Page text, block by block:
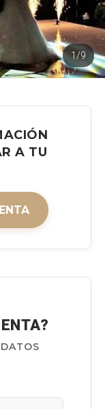
1/9
A TU